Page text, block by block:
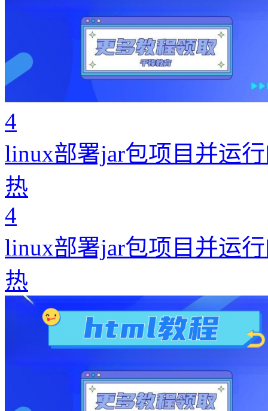
4
linux部署jar包项目并运
热
4
linux部署jar包项目并运
热